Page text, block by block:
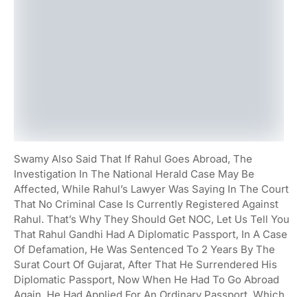
Swamy Also Said That If Rahul Goes Abroad, The
Investigation In The National Herald Case May Be
Affected, While Rahul’s Lawyer Was Saying In The Court
That No Criminal Case Is Currently Registered Against
Rahul. That’s Why They Should Get NOC, Let Us Tell You
That Rahul Gandhi Had A Diplomatic Passport, In A Case
Of Defamation, He Was Sentenced To 2 Years By The
Surat Court Of Gujarat, After That He Surrendered His
Diplomatic Passport, Now When He Had To Go Abroad